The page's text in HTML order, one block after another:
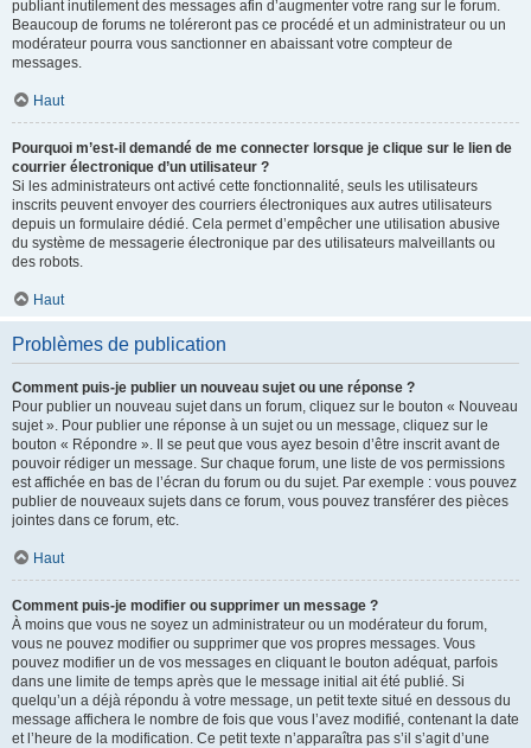
publiant inutilement des messages afin d’augmenter votre rang sur le forum.
Beaucoup de forums ne toléreront pas ce procédé et un administrateur ou un
modérateur pourra vous sanctionner en abaissant votre compteur de
messages.
Haut
Pourquoi m’est-il demandé de me connecter lorsque je clique sur le lien de
courrier électronique d’un utilisateur ?
Si les administrateurs ont activé cette fonctionnalité, seuls les utilisateurs
inscrits peuvent envoyer des courriers électroniques aux autres utilisateurs
depuis un formulaire dédié. Cela permet d’empêcher une utilisation abusive
du système de messagerie électronique par des utilisateurs malveillants ou
des robots.
Haut
Problèmes de publication
Comment puis-je publier un nouveau sujet ou une réponse ?
Pour publier un nouveau sujet dans un forum, cliquez sur le bouton « Nouveau
sujet ». Pour publier une réponse à un sujet ou un message, cliquez sur le
bouton « Répondre ». Il se peut que vous ayez besoin d’être inscrit avant de
pouvoir rédiger un message. Sur chaque forum, une liste de vos permissions
est affichée en bas de l’écran du forum ou du sujet. Par exemple : vous pouvez
publier de nouveaux sujets dans ce forum, vous pouvez transférer des pièces
jointes dans ce forum, etc.
Haut
Comment puis-je modifier ou supprimer un message ?
À moins que vous ne soyez un administrateur ou un modérateur du forum,
vous ne pouvez modifier ou supprimer que vos propres messages. Vous
pouvez modifier un de vos messages en cliquant le bouton adéquat, parfois
dans une limite de temps après que le message initial ait été publié. Si
quelqu’un a déjà répondu à votre message, un petit texte situé en dessous du
message affichera le nombre de fois que vous l’avez modifié, contenant la date
et l’heure de la modification. Ce petit texte n’apparaîtra pas s’il s’agit d’une